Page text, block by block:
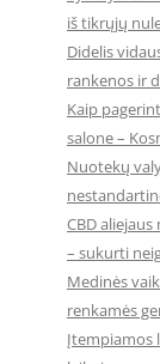
iš tikrųjų
Didelis
rankenos ir
Kaip
salone –
Nuotekų
CBD
– sukurti
Medinės
renkamės
Įtempiamos